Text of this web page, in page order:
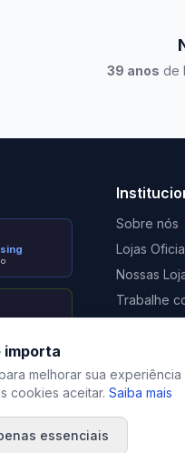
39 anos de
Sobre nós
Lojas
Nossas
Trabalhe
2026
importa
melhorar sua
cookies aceitar. Saiba mais
essenciais